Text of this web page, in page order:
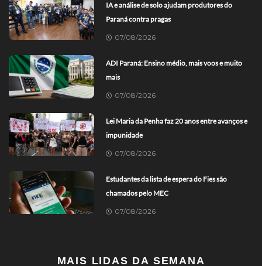
IA e análise de solo ajudam produtores do
Paraná contra pragas
07/08/2026
ADI Paraná: Ensino médio, mais voos e muito
mais
07/08/2026
Lei Maria da Penha faz 20 anos entre avanços e
impunidade
07/08/2026
Estudantes da lista de espera do Fies são
chamados pelo MEC
07/08/2026
MAIS LIDAS DA SEMANA